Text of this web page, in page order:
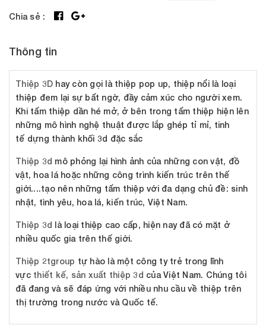
Chia sẻ :
Thông tin
Thiệp 3D hay còn gọi là thiệp pop up, thiệp nổi là loại
thiệp đem lại sự bất ngờ, đầy cảm xúc cho người xem.
Khi tấm thiệp dần hé mở, ở bên trong tấm thiệp hiện lên
những mô hình nghệ thuật được lắp ghép tỉ mỉ, tinh
tế dựng thành khối 3d đặc sắc
Thiệp 3d mô phỏng lại hình ảnh của những con vật, đồ
vật, hoa lá hoặc những công trình kiến trúc trên thế
giới....tạo nên những tấm thiệp với đa dạng chủ đề: sinh
nhật, tình yêu, hoa lá, kiến trúc, Việt Nam.
Thiệp 3d là loại thiệp cao cấp, hiện nay đã có mặt ở
nhiều quốc gia trên thế giới.
Thiệp 2tgroup tự hào là một công ty trẻ trong lĩnh
vực thiết kế, sản xuất thiệp 3d của Việt Nam. Chúng tôi
đã đang và sẽ đáp ứng với nhiều nhu cầu về thiệp trên
thị trường trong nước và Quốc tế.